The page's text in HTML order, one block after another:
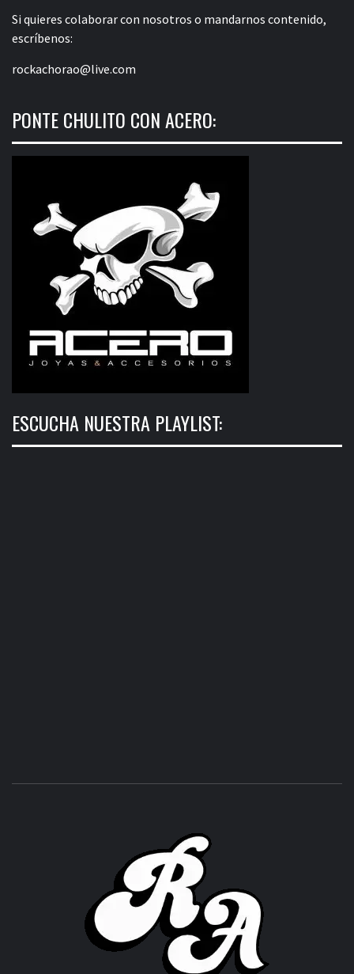
Si quieres colaborar con nosotros o mandarnos contenido,
escríbenos:
rockachorao@live.com
PONTE CHULITO CON ACERO:
ESCUCHA NUESTRA PLAYLIST: